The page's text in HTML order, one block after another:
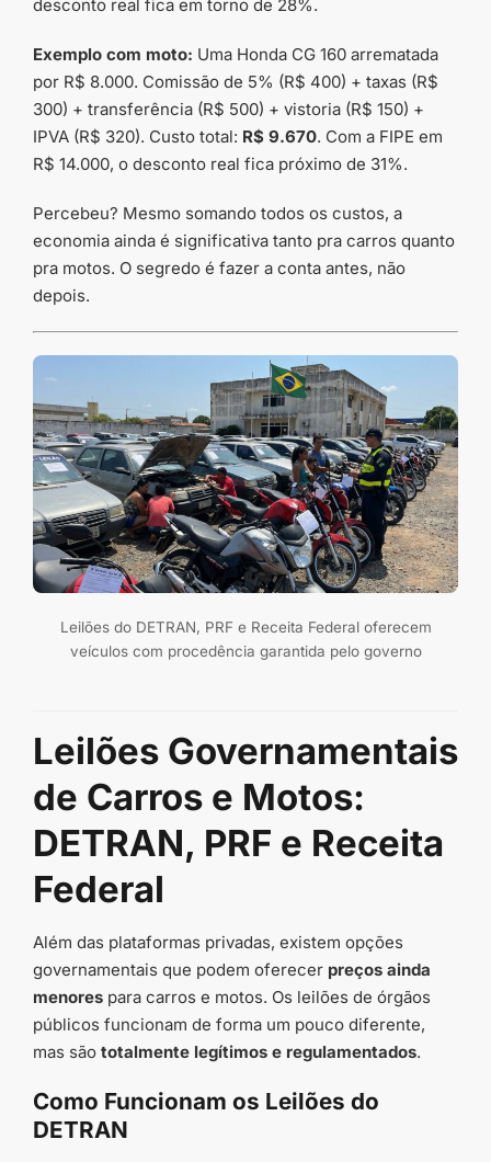
desconto real fica em torno de 28%.
Exemplo com moto: Uma Honda CG 160 arrematada
por R$ 8.000. Comissão de 5% (R$ 400) + taxas (R$
300) + transferência (R$ 500) + vistoria (R$ 150) +
IPVA (R$ 320). Custo total: R$ 9.670. Com a FIPE em
R$ 14.000, o desconto real fica próximo de 31%.
Percebeu? Mesmo somando todos os custos, a
economia ainda é significativa tanto pra carros quanto
pra motos. O segredo é fazer a conta antes, não
depois.
Leilões do DETRAN, PRF e Receita Federal oferecem
veículos com procedência garantida pelo governo
Leilões Governamentais
de Carros e Motos:
DETRAN, PRF e Receita
Federal
Além das plataformas privadas, existem opções
governamentais que podem oferecer preços ainda
menores para carros e motos. Os leilões de órgãos
públicos funcionam de forma um pouco diferente,
mas são totalmente legítimos e regulamentados.
Como Funcionam os Leilões do
DETRAN